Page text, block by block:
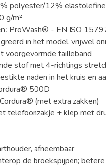
polyester/12% elastolefine
g/m²
ProWash® - EN ISO
in het model, vrijwel
voorgevormde tailleband
stof met 4-richtings
naden in het kruis en
500D
(met extra zakken)
telefoonzakje + klep met
afneembaar
de broekspijpen;